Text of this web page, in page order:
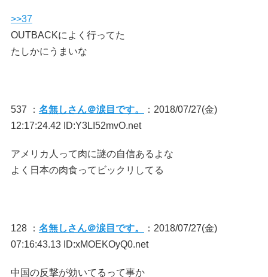
>>37
OUTBACKによく行ってた
たしかにうまいな
537 ： 名無しさん＠涙目です。
：2018/07/27(金)
12:17:24.42 ID:Y3LI52mvO.net
アメリカ人って肉に謎の自信あるよな
よく日本の肉食ってビックリしてる
128 ： 名無しさん＠涙目です。
：2018/07/27(金)
07:16:43.13 ID:xMOEKOyQ0.net
中国の反撃が効いてるって事か